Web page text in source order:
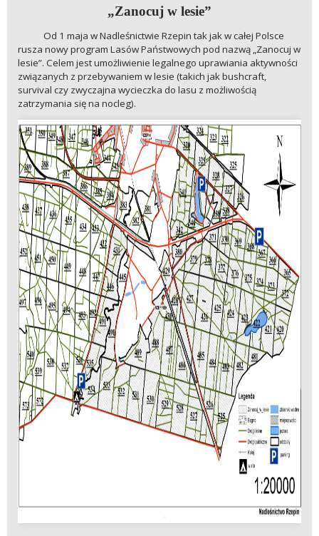
„Zanocuj w lesie”
Od 1 maja w Nadleśnictwie Rzepin tak jak w całej Polsce
rusza nowy program Lasów Państwowych pod nazwą „Zanocuj w
lesie”. Celem jest umożliwienie legalnego uprawiania aktywności
związanych z przebywaniem w lesie (takich jak bushcraft,
survival czy zwyczajna wycieczka do lasu z możliwością
zatrzymania się na nocleg).